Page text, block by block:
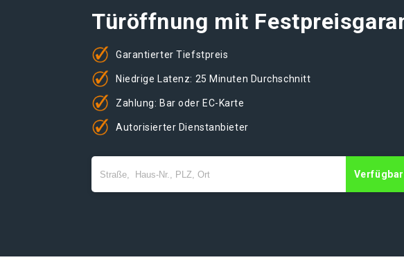
Türöffnung mit
Garantierter Tiefstpreis
Niedrige Latenz: 25 Minuten Durchschnitt
Zahlung: Bar oder EC-Karte
Autorisierter Dienstanbieter